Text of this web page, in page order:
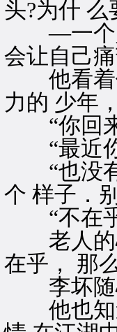
头?为什 么
—一个人
会让自己
他看着
力的 少年
“你回来
“最近你
“也没有
个 样子．
“不在乎
老人的
在乎， 那
李坏随
他也知